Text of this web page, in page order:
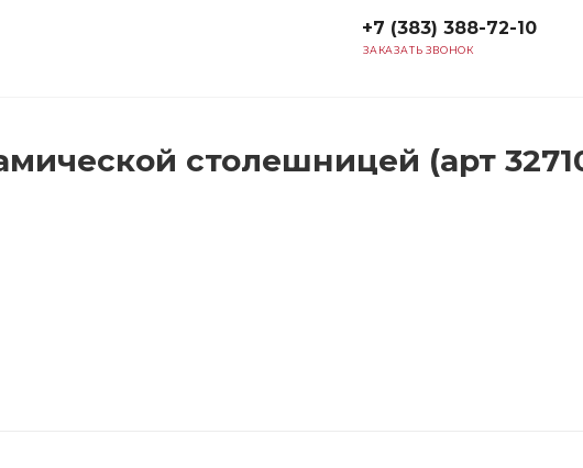
+7 (383) 388-72-10
ЗАКАЗАТЬ ЗВОНОК
столешницей (арт